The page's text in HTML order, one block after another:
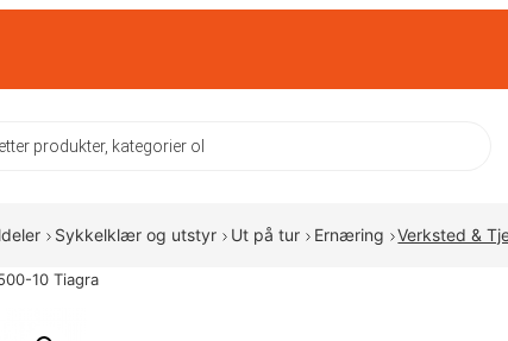
Sykkelklær og utstyr Ut på tur Ernæring Verksted &
10 Tiagra